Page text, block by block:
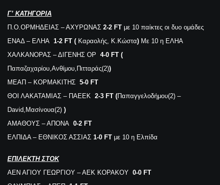
Γ’ ΚΑΤΗΓΟΡΙΑ
Π.Ο.ΟΡΜΗΔΕΙΑΣ – ΑΧΥΡΩΝΑΣ 2-2 FT με 10 παίκτες οι δυο ομάδες
ΕΝΑΔ – ΕΛΗΑ 1-2 FT ( Καραολής, Κ.Κώστα) Με 10 η ΕΛΗΑ
ΧΑΛΚΑΝΟΡΑΣ – ΔΙΓΕΝΗΣ ΟΡ 4-0 FT (
Παπαζαχαρίου,Ανθίμου,Πιτταράς(2))
ΜΕΑΠ – ΚΟΡΜΑΚΙΤΗΣ 5-0 FT
ΘΟΙ ΛΑΚΑΤΑΜΙΑΣ – ΠΑΕΕΚ 2-3 FT (Παπαγγελοδήμου(2) –
David,Μασίνουα(2) )
ΑΜΑΘΟΥΣ – ΑΠΟΝΑ 0-2 FT
ΕΛΠΙΔΑ – ΕΘΝΙΚΟΣ ΑΣΣΙΑΣ 1-0 FT με 10 η Ελπίδα
ΕΠΙΛΕΚΤΗ ΣΤΟΚ
ΑΕΝ ΑΓΙΟΥ ΓΕΩΡΓΙΟΥ – ΑΕΚ ΚΟΡΑΚΟΥ 0-0 FT